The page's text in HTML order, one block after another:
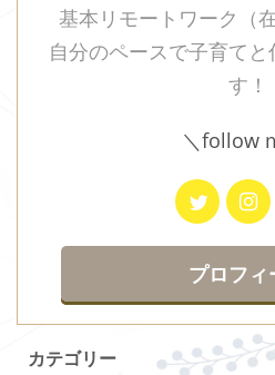
基本リモートワーク（
自分のペースで子育て
す！
＼follow
プロフィ
カテゴリー